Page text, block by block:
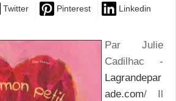
Twitter Pinterest Linkedin
Par Julie
Cadilhac -
Lagrandepar
ade.com/ Il